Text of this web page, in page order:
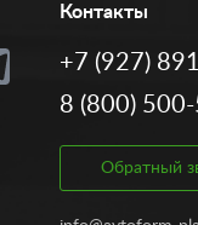
магазина
нашем интернет-
Контакты
+7 (927)
8 (800)
Обратный